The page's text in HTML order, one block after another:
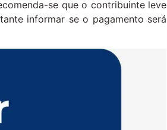
se que o contribuinte leve
informar se o pagamento será